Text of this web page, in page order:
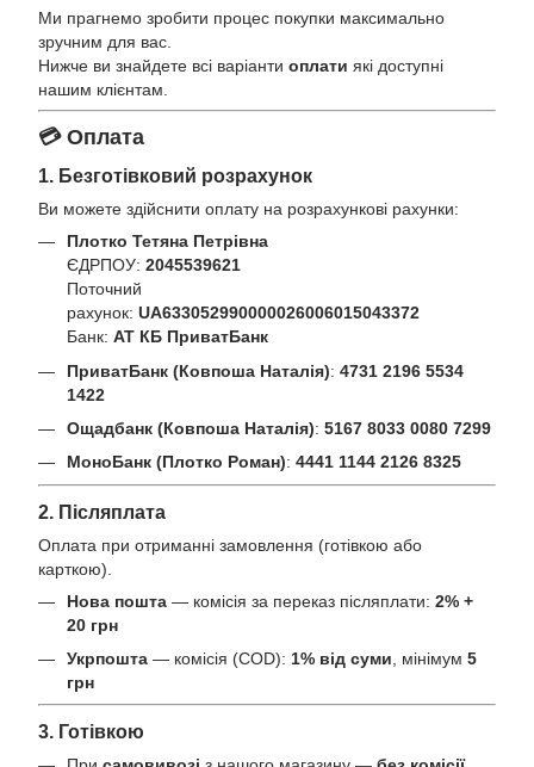
Ми прагнемо зробити процес покупки максимально
зручним для вас.
Нижче ви знайдете всі варіанти оплати які доступні
нашим клієнтам.
💳 Оплата
1. Безготівковий розрахунок
Ви можете здійснити оплату на розрахункові рахунки:
Плотко Тетяна Петрівна
ЄДРПОУ: 2045539621
Поточний
рахунок: UA633052990000026006015043372
Банк: АТ КБ ПриватБанк
ПриватБанк (Ковпоша Наталія): 4731 2196 5534
1422
Ощадбанк (Ковпоша Наталія): 5167 8033 0080 7299
МоноБанк (Плотко Роман): 4441 1144 2126 8325
2. Післяплата
Оплата при отриманні замовлення (готівкою або
карткою).
Нова пошта — комісія за переказ післяплати: 2% +
20 грн
Укрпошта — комісія (COD): 1% від суми , мінімум 5
грн
3. Готівкою